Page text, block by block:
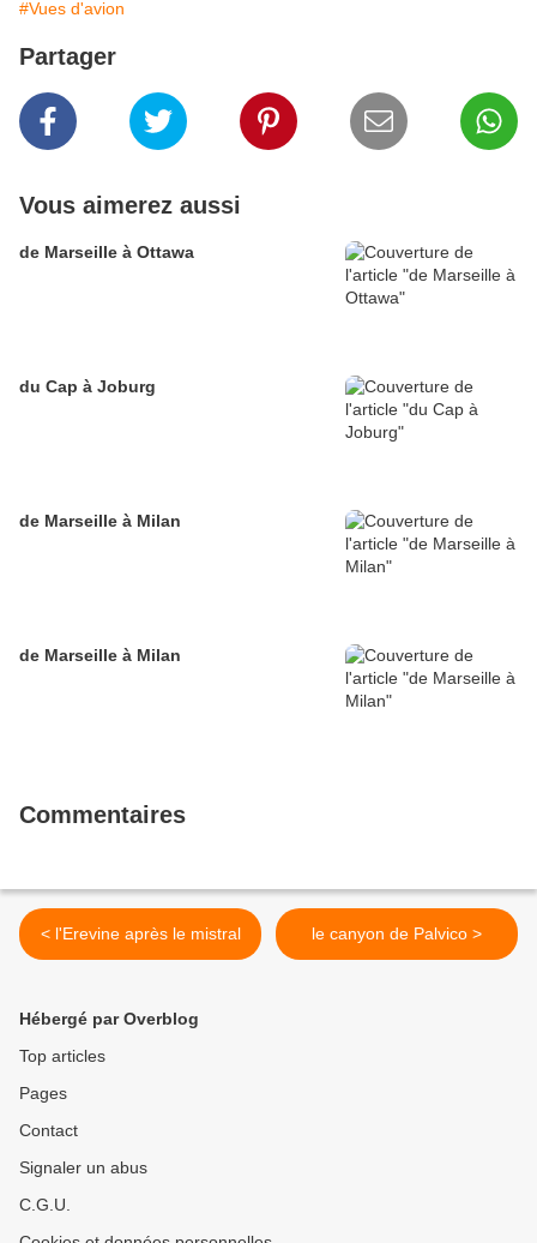
#Vues d'avion
Partager
Vous aimerez aussi
de Marseille à Ottawa
du Cap à Joburg
de Marseille à Milan
de Marseille à Milan
Commentaires
< l'Erevine après le mistral le canyon de Palvico >
Hébergé par Overblog
Top articles
Pages
Contact
Signaler un abus
C.G.U.